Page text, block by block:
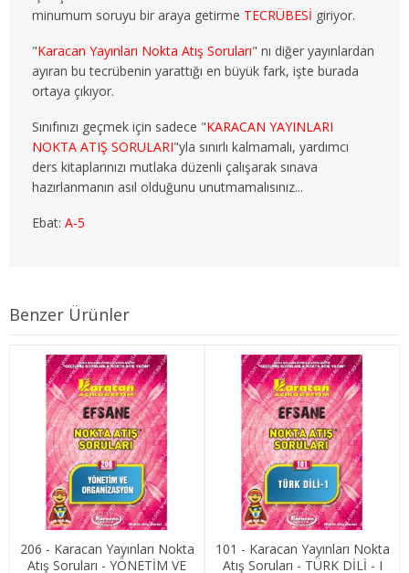
3. SINIF 6. YARIYIL ÇEKO
4. SINIF 7. YARIYIL ÇEKO
4. SINIF 8. YARIYIL ÇEKO
ULUSLARARASI İLİŞKİLER
1. SINIF 1. YARIYIL ULUSLARARASI İLŞ
1. SINIF 2. YARIYIL ULUSLARARASI İLŞ
2. SINIF 4. YARIYIL ULUSLARARASI İLŞ
3. SINIF 5. YARIYIL ULUSLARARASI İLŞ
3. SINIF 6. YARIYIL ULUSLARARASI İLŞ
4. SINIF 7. YARIYIL ULUSLARARASI İLŞ
4. SINIF 8. YARIYIL ULUSLARARASI İLŞ
KONAKLAMA İŞLETMECİLİĞİ
1. SINIF 1. YARIYIL KONAKLAMA İŞL
minumum soruyu bir araya getirme TECRÜBESİ giriyor.
"Karacan Yayınları Nokta Atış Soruları" nı diğer yayınlardan
ayıran bu tecrübenin yarattığı en büyük fark, işte burada
ortaya çıkıyor.
Sınıfınızı geçmek için sadece "KARACAN YAYINLARI
NOKTA ATIŞ SORULARI"yla sınırlı kalmamalı, yardımcı
ders kitaplarınızı mutlaka düzenli çalışarak sınava
hazırlanmanın asıl olduğunu unutmamalısınız...
Ebat: A-5
Benzer Ürünler
206 - Karacan Yayınları Nokta
Atış Soruları - YÖNETİM VE
101 - Karacan Yayınları Nokta
Atış Soruları - TÜRK DİLİ - I